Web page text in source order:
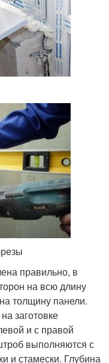
правильно, в
на всю длину
толщину панели.
заготовке
и с правой
выполняются с
и стамески. Глубина